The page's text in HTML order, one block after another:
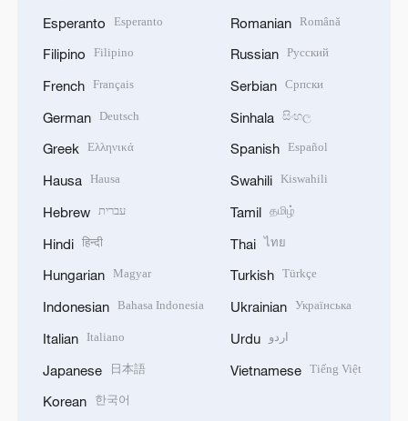
Esperanto Esperanto
Filipino Filipino
French Français
German Deutsch
Greek Ελληνικά
Hausa Hausa
Hebrew עברית
Hindi हिन्दी
Hungarian Magyar
Indonesian Bahasa Indonesia
Italian Italiano
Japanese 日本語
Korean 한국어
Romanian Română
Russian Русский
Serbian Српски
Sinhala සිංහල
Spanish Español
Swahili Kiswahili
Tamil தமிழ்
Thai ไทย
Turkish Türkçe
Ukrainian Українська
Urdu اردو
Vietnamese Tiếng Việt